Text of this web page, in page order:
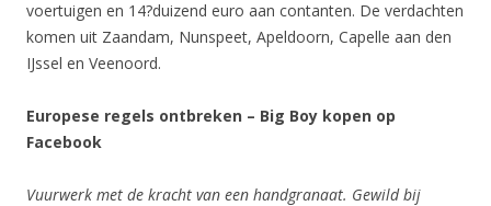
voertuigen en 14?duizend euro aan contanten. De verdachten
komen uit Zaandam, Nunspeet, Apeldoorn, Capelle aan den
IJssel en Veenoord.
Europese regels ontbreken – Big Boy kopen op
Facebook
Vuurwerk met de kracht van een handgranaat. Gewild bij